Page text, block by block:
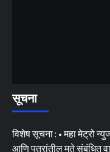
सूचना
विशेष सूचना : • महा मेट्रो
आणि पत्रांतील मते संबंधित